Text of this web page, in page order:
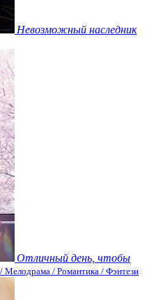
Невозможный наследник
Отличный день, чтобы
Мелодрама / Романтика / Фэнтези